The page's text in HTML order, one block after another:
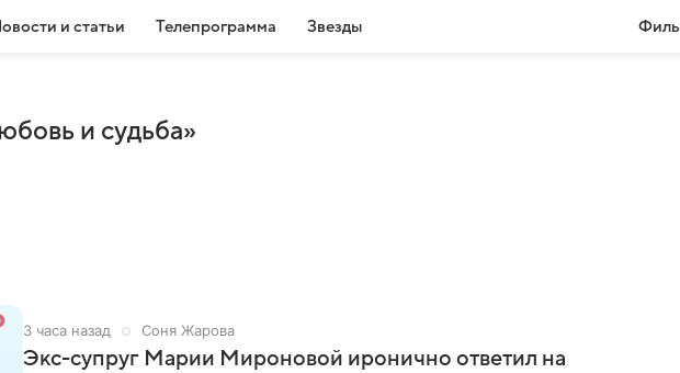
и статьи Телепрограмма Звезды
и судьба»
3 часа назад Соня Жарова
Экс-супруг Марии Мироновой иронично ответил на